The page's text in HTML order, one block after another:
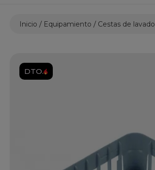
Inicio Equipamiento Cestas de lavado
DTO.